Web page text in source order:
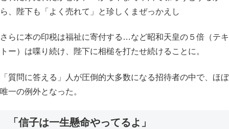
ら、陛下も「よく売れて」と珍しくまぜっかえし
さらに本の印税は福祉に寄付する…など昭和天皇の５倍（テキ
トー）は喋り続け、陛下に相槌を打たせ続けることに。
「質問に答える」人が圧倒的大多数になる招待者の中で、ほぼ
唯一の例外となった。
「信子は一生懸命やってるよ」